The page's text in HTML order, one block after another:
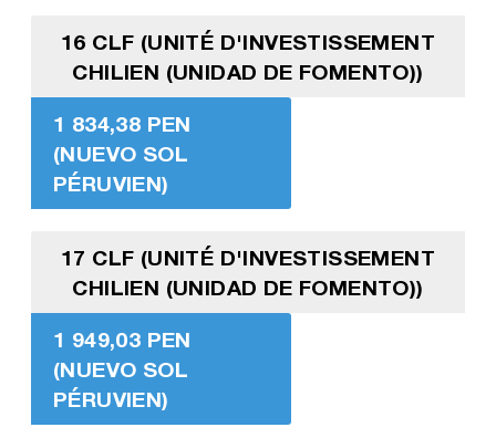
16 CLF (UNITÉ D'INVESTISSEMENT
CHILIEN (UNIDAD DE FOMENTO))
1 834,38 PEN
(NUEVO SOL
PÉRUVIEN)
17 CLF (UNITÉ D'INVESTISSEMENT
CHILIEN (UNIDAD DE FOMENTO))
1 949,03 PEN
(NUEVO SOL
PÉRUVIEN)